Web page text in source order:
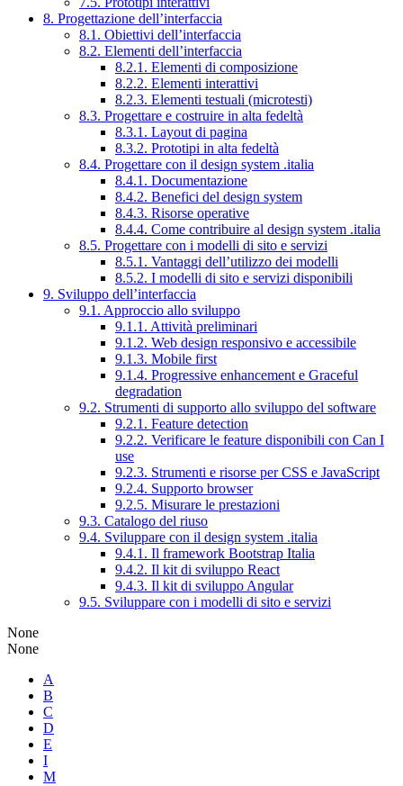
8. Progettazione dell’interfaccia
8.1. Obiettivi dell’interfaccia
8.2. Elementi dell’interfaccia
8.2.1. Elementi di composizione
8.2.2. Elementi interattivi
8.2.3. Elementi testuali (microtesti)
8.3. Progettare e costruire in alta fedeltà
8.3.1. Layout di pagina
8.3.2. Prototipi in alta fedeltà
8.4. Progettare con il design system .italia
8.4.1. Documentazione
8.4.2. Benefici del design system
8.4.3. Risorse operative
8.4.4. Come contribuire al design system .italia
8.5. Progettare con i modelli di sito e servizi
8.5.1. Vantaggi dell’utilizzo dei modelli
8.5.2. I modelli di sito e servizi disponibili
9. Sviluppo dell’interfaccia
9.1. Approccio allo sviluppo
9.1.1. Attività preliminari
9.1.2. Web design responsivo e accessibile
9.1.3. Mobile first
9.1.4. Progressive enhancement e Graceful
degradation
9.2. Strumenti di supporto allo sviluppo del software
9.2.1. Feature detection
9.2.2. Verificare le feature disponibili con Can I
use
9.2.3. Strumenti e risorse per CSS e JavaScript
9.2.4. Supporto browser
9.2.5. Misurare le prestazioni
9.3. Catalogo del riuso
9.4. Sviluppare con il design system .italia
9.4.1. Il framework Bootstrap Italia
9.4.2. Il kit di sviluppo React
9.4.3. Il kit di sviluppo Angular
9.5. Sviluppare con i modelli di sito e servizi
None
None
A
B
C
D
E
I
M